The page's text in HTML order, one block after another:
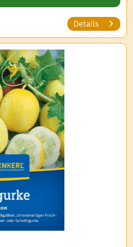
Details